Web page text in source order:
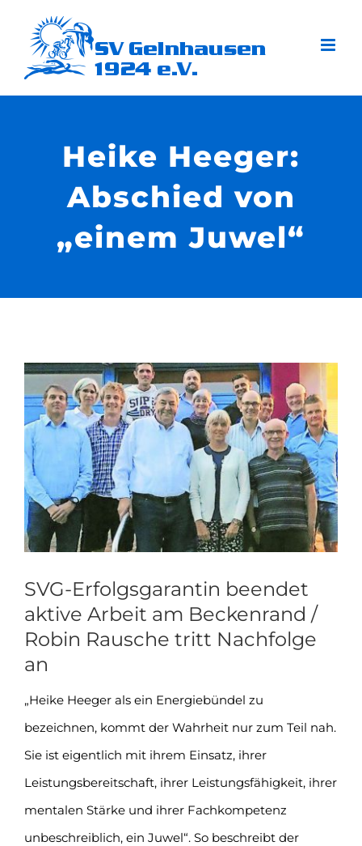
Inhalt
springen
Heike Heeger:
Abschied von
„einem Juwel“
Zeige
grösseres
Bild
SVG-Erfolgsgarantin beendet
aktive Arbeit am Beckenrand /
Robin Rausche tritt Nachfolge
an
„Heike Heeger als ein Energiebündel zu
bezeichnen, kommt der Wahrheit nur zum Teil nah.
Sie ist eigentlich mit ihrem Einsatz, ihrer
Leistungsbereitschaft, ihrer Leistungsfähigkeit, ihrer
mentalen Stärke und ihrer Fachkompetenz
unbeschreiblich, ein Juwel“. So beschreibt der